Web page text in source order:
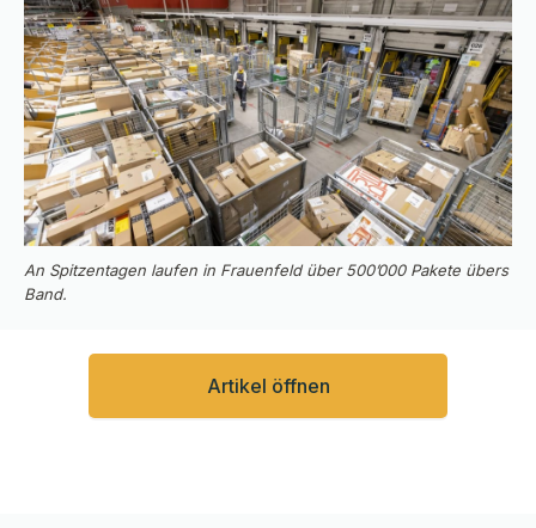
An Spitzentagen laufen in Frauenfeld über 500’000 Pakete übers
Band.
Artikel öffnen